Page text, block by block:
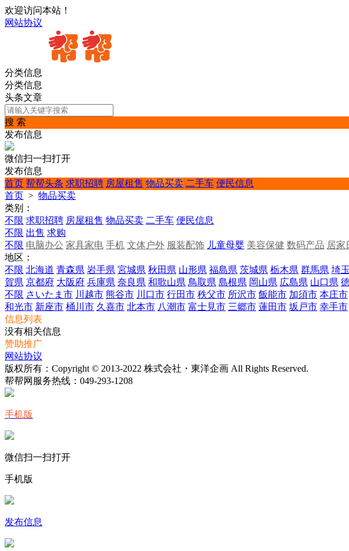
欢迎访问本站！
网站协议
分类信息
分类信息
头条文章
搜 索
发布信息
微信扫一扫打开
发布信息
首页 帮帮头条 求职招聘 房屋租售 物品买卖 二手车 便民信息
首页 > 物品买卖
类别：
不限 求职招聘 房屋租售 物品买卖 二手车 便民信息
不限 出售 求购
不限 电脑办公 家具家电 手机 文体户外 服装配饰 儿童母婴 美容保健 数码产品 居家
地区：
不限 北海道 青森県 岩手県 宮城県 秋田県 山形県 福島県 茨城県 栃木県 群馬県 埼
賀県 京都府 大阪府 兵庫県 奈良県 和歌山県 鳥取県 島根県 岡山県 広島県 山口県
不限 さいたま市 川越市 熊谷市 川口市 行田市 秩父市 所沢市 飯能市 加須市 本庄市
和光市 新座市 桶川市 久喜市 北本市 八潮市 富士見市 三郷市 蓮田市 坂戸市 幸手市
信息列表
没有相关信息
赞助推广
网站协议
版权所有：Copyright © 2013-2022 株式会社・東洋企画 All Rights Reserved.
帮帮网服务热线： 049-293-1208
手机版
微信扫一扫打开
手机版
发布信息